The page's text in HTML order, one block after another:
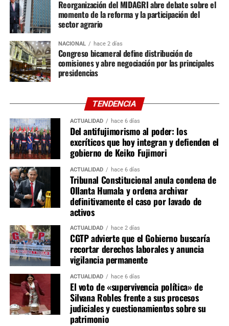
bancadas. Entre ellas destacan Constitución, Reglamento
y Relaciones Exteriores; Economía, Medio Ambiente y
Salud, Educación, Cultura, Mujer y Desarrollo Social y
Digital.
En la Cámara de Diputados se instalarán 16 comisiones
ordinarias. Siete tendrán 26 integrantes, entre ellas
Constitución, Economía, Justicia e Infraestructura;
mientras que las nueve restantes estarán conformadas
por 20 miembros, incluyendo Desarrollo Agrario, Energía
y Minas, Salud, Trabajo, Producción y Ciencia e
Innovación Tecnológica. También quedaron definidas las
comisiones especiales, como Acusaciones
Constitucionales y Ética Parlamentaria, esta última
integrada por un representante de cada bancada.
Aunque la proporcionalidad de las comisiones ya fue
acordada, aún falta definir la integración nominal de
titulares y suplentes, así como la elección de presidentes,
vicepresidentes y secretarios de cada grupo de trabajo.
Estas designaciones representan la etapa de mayor
negociación política, pues las presidencias de comisiones
estratégicas como Constitución, Economía, Justicia y
Fiscalización suelen concentrar la mayor influencia en la
agenda legislativa.
Reorganización del MIDAGRI abre debate sobre el
momento de la reforma y la participación del
sector agrario
NACIONAL hace 2 días
Congreso bicameral define distribución de
comisiones y abre negociación por las principales
presidencias
TENDENCIA
ACTUALIDAD hace 6 días
Del antifujimorismo al poder: los
excríticos que hoy integran y defienden el
gobierno de Keiko Fujimori
ACTUALIDAD hace 6 días
Tribunal Constitucional anula condena de
Ollanta Humala y ordena archivar
definitivamente el caso por lavado de
activos
ACTUALIDAD hace 2 días
CGTP advierte que el Gobierno buscaría
recortar derechos laborales y anuncia
vigilancia permanente
ACTUALIDAD hace 6 días
El voto de «supervivencia política» de
Silvana Robles frente a sus procesos
judiciales y cuestionamientos sobre su
patrimonio